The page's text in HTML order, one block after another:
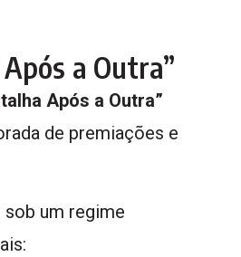
a Outra”
Após a Outra”
de premiações e
sob um regime